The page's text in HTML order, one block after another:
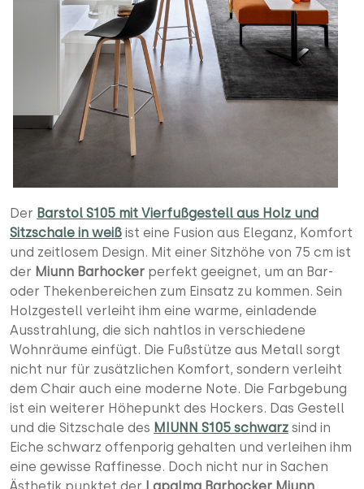
Der Barstol S105 mit Vierfußgestell aus Holz und
Sitzschale in weiß ist eine Fusion aus Eleganz, Komfort
und zeitlosem Design. Mit einer Sitzhöhe von 75 cm ist
der Miunn Barhocker perfekt geeignet, um an Bar-
oder Thekenbereichen zum Einsatz zu kommen. Sein
Holzgestell verleiht ihm eine warme, einladende
Ausstrahlung, die sich nahtlos in verschiedene
Wohnräume einfügt. Die Fußstütze aus Metall sorgt
nicht nur für zusätzlichen Komfort, sondern verleiht
dem Chair auch eine moderne Note. Die Farbgebung
ist ein weiterer Höhepunkt des Hockers. Das Gestell
und die Sitzschale des MIUNN S105 schwarz sind in
Eiche schwarz offenporig gehalten und verleihen ihm
eine gewisse Raffinesse. Doch nicht nur in Sachen